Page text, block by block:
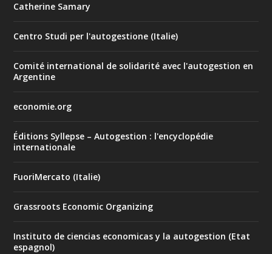
Catherine Samary
Centro Studi per l'autogestione (Italie)
Comité international de solidarité avec l'autogestion en
Argentine
economie.org
Éditions Syllepse – Autogestion : l'encyclopédie
internationale
FuoriMercato (Italie)
Grassroots Economic Organizing
Instituto de ciencias economicas y la autogestion (Etat
espagnol)